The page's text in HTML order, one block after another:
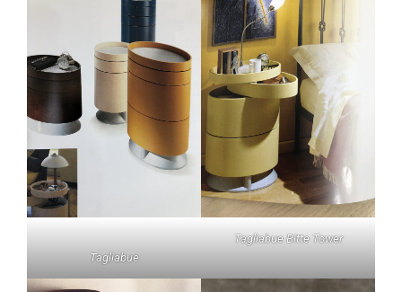
Tagliabue
Tagliabue Bitte Tower